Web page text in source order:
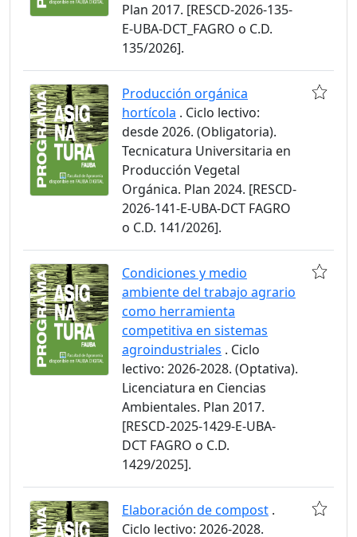
Plan 2017. [RESCD-2026-135-
E-UBA-DCT_FAGRO o C.D.
135/2026].
Producción orgánica
hortícola . Ciclo lectivo:
desde 2026. (Obligatoria).
Tecnicatura Universitaria en
Producción Vegetal
Orgánica. Plan 2024. [RESCD-
2026-141-E-UBA-DCT FAGRO
o C.D. 141/2026].
Condiciones y medio
ambiente del trabajo agrario
como herramienta
competitiva en sistemas
agroindustriales . Ciclo
lectivo: 2026-2028. (Optativa).
Licenciatura en Ciencias
Ambientales. Plan 2017.
[RESCD-2025-1429-E-UBA-
DCT FAGRO o C.D.
1429/2025].
Elaboración de compost .
Ciclo lectivo: 2026-2028.